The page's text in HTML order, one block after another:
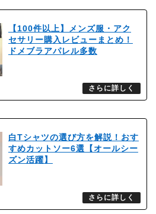
【100件以上】メンズ服・アク
セサリー購入レビューまとめ！
ドメブラアパレル多数
白Tシャツの選び方を解説！おす
すめカットソー6選【オールシー
ズン活躍】